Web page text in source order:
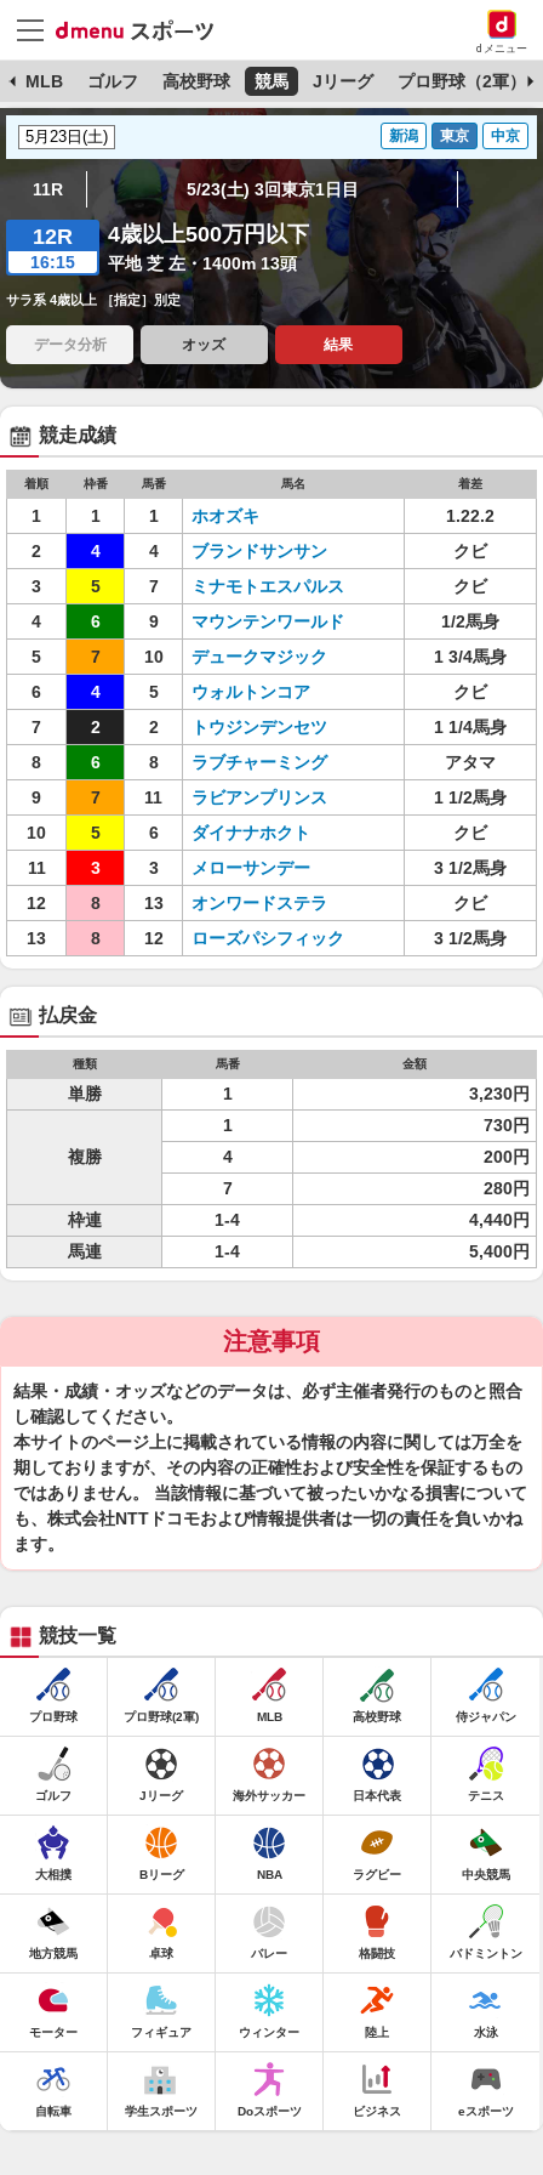
dメニュー
MLB ゴルフ 高校野球 競馬 Jリーグ プロ野球（2軍）
新潟 東京 中京
11R 5/23(土) 3回東京1日目
12R
16:15
4歳以上500万円以下
平地 芝 左・1400m 13頭
サラ系 4歳以上 ［指定］別定
データ分析 オッズ 結果
競走成績
着順 枠番 馬番 馬名 着差
1 1 1 ホオズキ
1.22.2
2
4 4 ブランドサンサン
クビ
3
5 7 ミナモトエスパルス
クビ
4
6 9 マウンテンワールド
1/2馬身
5
7 10 デュークマジック
1 3/4馬身
6
4 5 ウォルトンコア
クビ
7
2 2 トウジンデンセツ
1 1/4馬身
8
6 8 ラブチャーミング
アタマ
9
7 11 ラビアンプリンス
1 1/2馬身
10
5 6 ダイナナホクト
クビ
11
3 3 メローサンデー
3 1/2馬身
12
8 13 オンワードステラ
クビ
13
8 12 ローズパシフィック 3 1/2馬身
払戻金
種類 馬番 金額
単勝 1 3,230円
複勝
1
730円
4
200円
7
280円
枠連
1-4
4,440円
馬連
1-4 5,400円
注意事項
結果・成績・オッズなどのデータは、必ず主催者発行のものと照合
し確認してください。
本サイトのページ上に掲載されている情報の内容に関しては万全を
期しておりますが、その内容の正確性および安全性を保証するもの
ではありません。 当該情報に基づいて被ったいかなる損害について
も、株式会社NTTドコモおよび情報提供者は一切の責任を負いかね
ます。
競技一覧
プロ野球 プロ野球(2軍) MLB 高校野球 侍ジャパン
ゴルフ Jリーグ 海外サッカー 日本代表 テニス
大相撲 Bリーグ NBA ラグビー 中央競馬
地方競馬 卓球 バレー 格闘技 バドミントン
モーター フィギュア ウィンター 陸上 水泳
自転車 学生スポーツ Doスポーツ ビジネス eスポーツ